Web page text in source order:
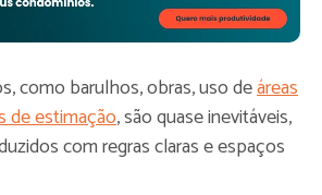
como barulhos, obras, uso deáreas
de estimação, são quase inevitáveis,
com regras claras e espaços